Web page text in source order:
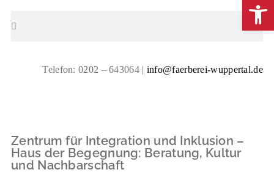
Telefon: 0202 – 643064 | info@faerberei-wuppertal.de
Zentrum für Integration und Inklusion –
Haus der Begegnung: Beratung, Kultur
und Nachbarschaft